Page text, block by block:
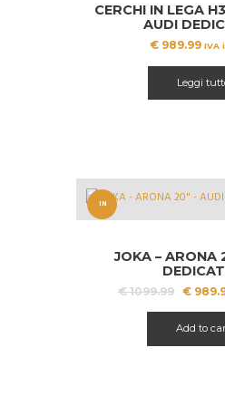
CERCHI IN LEGA
AUDI
€ 989.99 IVA
Leggi
IN
JOKA – ARONA
€1099.99
Il
era:
€
€
Add to